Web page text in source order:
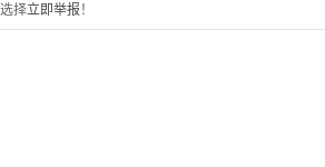
择立即举报 ！